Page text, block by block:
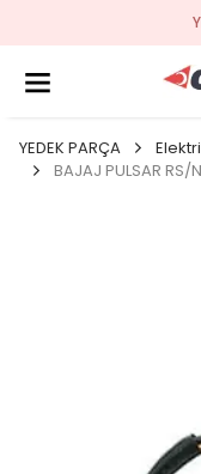
YEDEK PARÇA
BAJAJ PULSAR RS/